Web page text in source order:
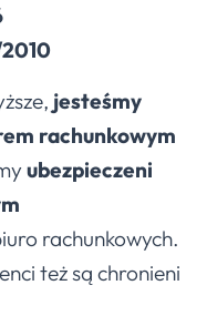
jesteśmy
rachunkowym
ubezpieczeni
rachunkowych.
też są chronieni